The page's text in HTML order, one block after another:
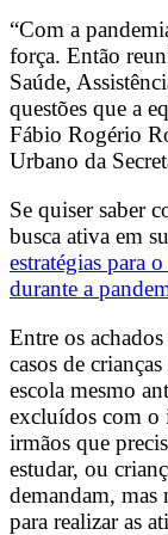
“Com a
força. Então
Saúde,
questões que a
Fábio Rogério
Urbano da
Se quiser saber
busca ativa em
estratégias para
durante a
Entre os
casos de
escola mesmo
excluídos com o
irmãos que
estudar, ou
demandam, mas
para realizar as